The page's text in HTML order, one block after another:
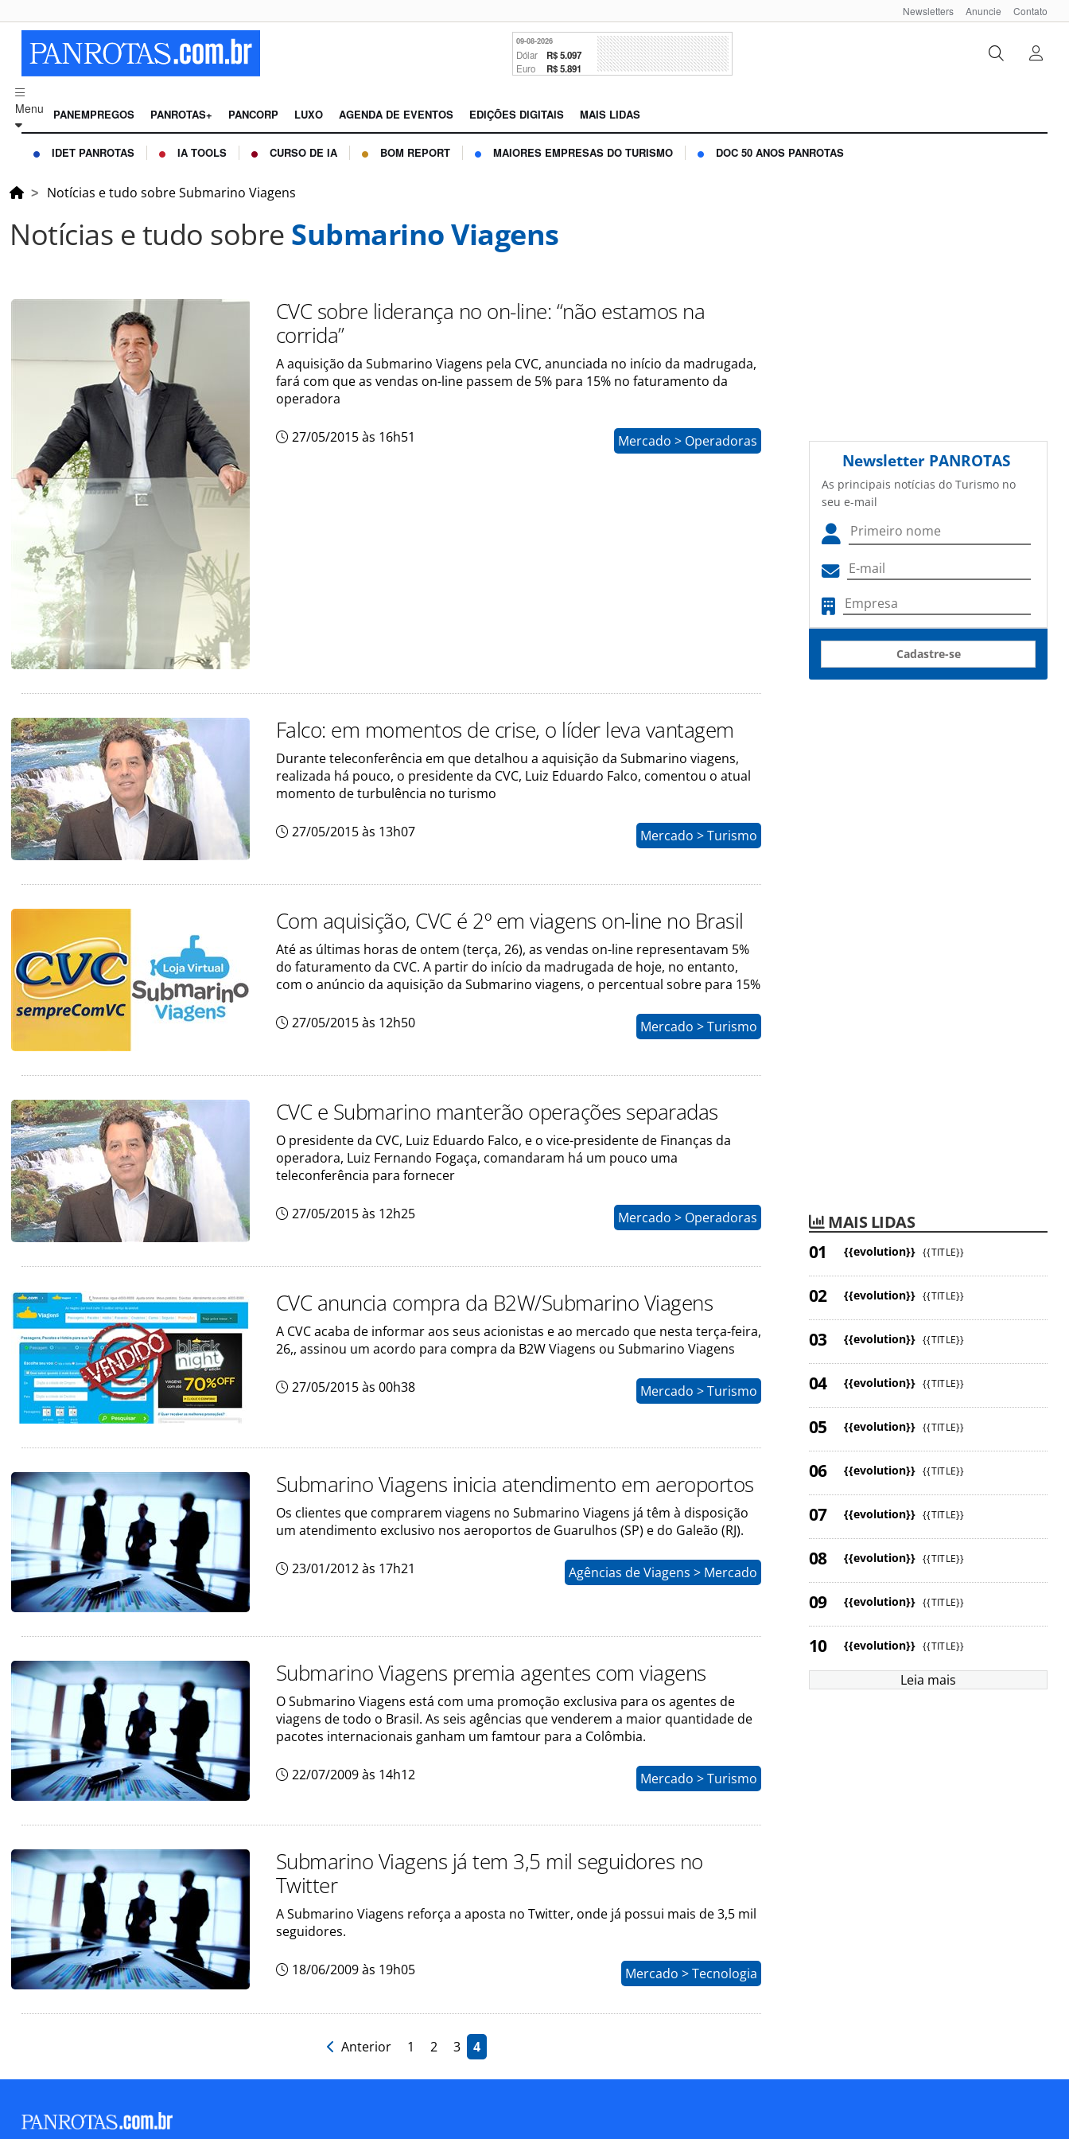
Newsletters Anuncie Contato
09-08-2026
Dólar R$ 5.097
Euro R$ 5.891
Menu PANEMPREGOS PANROTAS+ PANCORP LUXO AGENDA DE EVENTOS EDIÇÕES DIGITAIS MAIS LIDAS
IDET PANROTAS IA TOOLS CURSO DE IA BOM REPORT MAIORES EMPRESAS DO TURISMO DOC 50 ANOS PANROTAS
Notícias e tudo sobre Submarino Viagens
Notícias e tudo sobre Submarino Viagens
CVC sobre liderança no on-line: “não estamos na
corrida”
A aquisição da Submarino Viagens pela CVC, anunciada no início da madrugada,
fará com que as vendas on-line passem de 5% para 15% no faturamento da
operadora
27/05/2015 às 16h51 Mercado > Operadoras
Falco: em momentos de crise, o líder leva vantagem
Durante teleconferência em que detalhou a aquisição da Submarino viagens,
realizada há pouco, o presidente da CVC, Luiz Eduardo Falco, comentou o atual
momento de turbulência no turismo
27/05/2015 às 13h07 Mercado > Turismo
Com aquisição, CVC é 2º em viagens on-line no Brasil
Até as últimas horas de ontem (terça, 26), as vendas on-line representavam 5%
do faturamento da CVC. A partir do início da madrugada de hoje, no entanto,
com o anúncio da aquisição da Submarino viagens, o percentual sobre para 15%
27/05/2015 às 12h50 Mercado > Turismo
CVC e Submarino manterão operações separadas
O presidente da CVC, Luiz Eduardo Falco, e o vice-presidente de Finanças da
operadora, Luiz Fernando Fogaça, comandaram há um pouco uma
teleconferência para fornecer
27/05/2015 às 12h25 Mercado > Operadoras
CVC anuncia compra da B2W/Submarino Viagens
A CVC acaba de informar aos seus acionistas e ao mercado que nesta terça-feira,
26,, assinou um acordo para compra da B2W Viagens ou Submarino Viagens
27/05/2015 às 00h38 Mercado > Turismo
Submarino Viagens inicia atendimento em aeroportos
Os clientes que comprarem viagens no Submarino Viagens já têm à disposição
um atendimento exclusivo nos aeroportos de Guarulhos (SP) e do Galeão (RJ).
23/01/2012 às 17h21 Agências de Viagens > Mercado
Submarino Viagens premia agentes com viagens
O Submarino Viagens está com uma promoção exclusiva para os agentes de
viagens de todo o Brasil. As seis agências que venderem a maior quantidade de
pacotes internacionais ganham um famtour para a Colômbia.
22/07/2009 às 14h12 Mercado > Turismo
Submarino Viagens já tem 3,5 mil seguidores no
Twitter
A Submarino Viagens reforça a aposta no Twitter, onde já possui mais de 3,5 mil
seguidores.
18/06/2009 às 19h05 Mercado > Tecnologia
Anterior 1 2 3 4
Newsletter PANROTAS
As principais notícias do Turismo no
seu e-mail
Cadastre-se
MAIS LIDAS
{{evolution}} {{TITLE}}
{{evolution}} {{TITLE}}
{{evolution}} {{TITLE}}
{{evolution}} {{TITLE}}
{{evolution}} {{TITLE}}
{{evolution}} {{TITLE}}
{{evolution}} {{TITLE}}
{{evolution}} {{TITLE}}
{{evolution}} {{TITLE}}
{{evolution}} {{TITLE}}
Leia mais